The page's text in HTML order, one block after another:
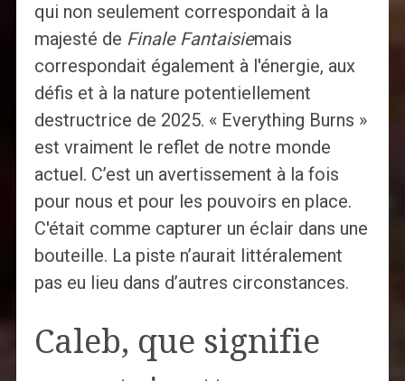
qui non seulement correspondait à la
majesté de Finale Fantaisiemais
correspondait également à l'énergie, aux
défis et à la nature potentiellement
destructrice de 2025. « Everything Burns »
est vraiment le reflet de notre monde
actuel. C’est un avertissement à la fois
pour nous et pour les pouvoirs en place.
C'était comme capturer un éclair dans une
bouteille. La piste n’aurait littéralement
pas eu lieu dans d’autres circonstances.
Caleb, que signifie